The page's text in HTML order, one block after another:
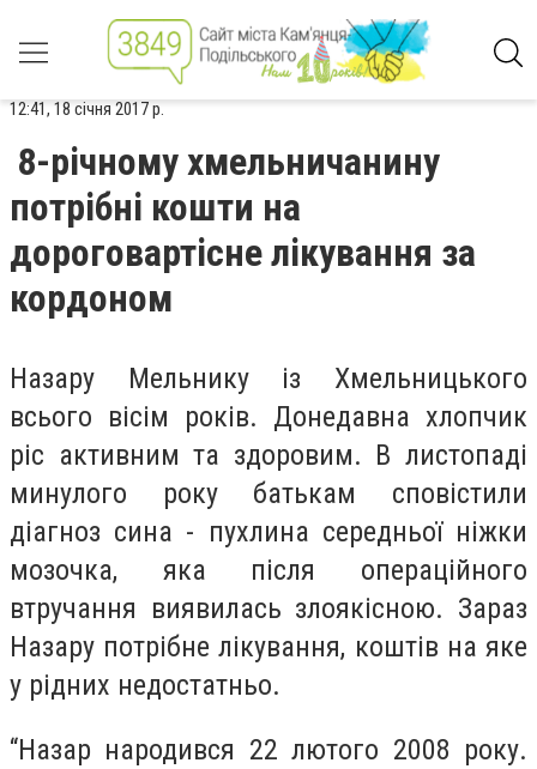
12:41, 18 січня 2017 р.
8-річному хмельничанину
потрібні кошти на
дороговартісне лікування за
кордоном
Назару Мельнику із Хмельницького
всього вісім років. Донедавна хлопчик
ріс активним та здоровим. В листопаді
минулого року батькам сповістили
діагноз сина - пухлина середньої ніжки
мозочка, яка після операційного
втручання виявилась злоякісною. Зараз
Назару потрібне лікування, коштів на яке
у рідних недостатньо.
“Назар народився 22 лютого 2008 року.